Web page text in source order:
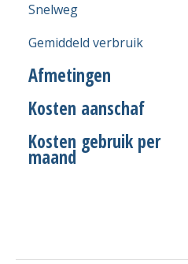
Snelweg
Gemiddeld verbruik
Afmetingen
Kosten aanschaf
Kosten gebruik per
maand